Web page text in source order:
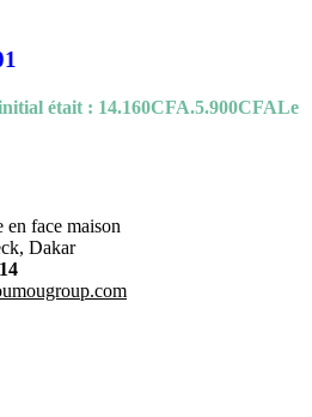
était : 14.160CFA.5.900CFALe
face maison
Dakar